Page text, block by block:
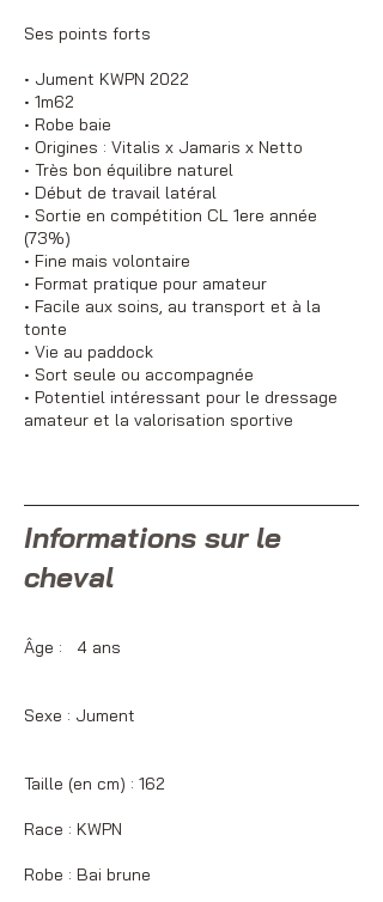
Ses points forts
• Jument KWPN 2022
• 1m62
• Robe baie
• Origines : Vitalis x Jamaris x Netto
• Très bon équilibre naturel
• Début de travail latéral
• Sortie en compétition CL 1ere année
(73%)
• Fine mais volontaire
• Format pratique pour amateur
• Facile aux soins, au transport et à la
tonte
• Vie au paddock
• Sort seule ou accompagnée
• Potentiel intéressant pour le dressage
amateur et la valorisation sportive
Informations sur le
cheval
Âge : 4 ans
Sexe : Jument
Taille (en cm) : 162
Race : KWPN
Robe : Bai brune